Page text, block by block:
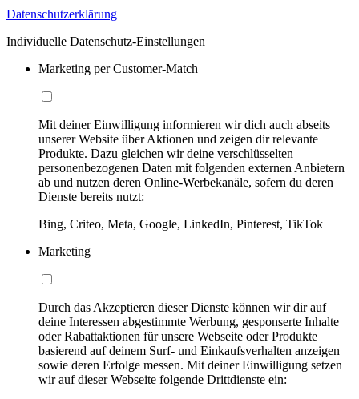
Datenschutzerklärung
Individuelle Datenschutz-Einstellungen
Marketing per Customer-Match
Mit deiner Einwilligung informieren wir dich auch abseits
unserer Website über Aktionen und zeigen dir relevante
Produkte. Dazu gleichen wir deine verschlüsselten
personenbezogenen Daten mit folgenden externen Anbietern
ab und nutzen deren Online-Werbekanäle, sofern du deren
Dienste bereits nutzt:
Bing, Criteo, Meta, Google, LinkedIn, Pinterest, TikTok
Marketing
Durch das Akzeptieren dieser Dienste können wir dir auf
deine Interessen abgestimmte Werbung, gesponserte Inhalte
oder Rabattaktionen für unsere Webseite oder Produkte
basierend auf deinem Surf- und Einkaufsverhalten anzeigen
sowie deren Erfolge messen. Mit deiner Einwilligung setzen
wir auf dieser Webseite folgende Drittdienste ein: